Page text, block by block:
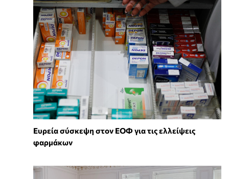
Ευρεία σύσκεψη στον ΕΟΦ για τις ελλείψεις
φαρμάκων